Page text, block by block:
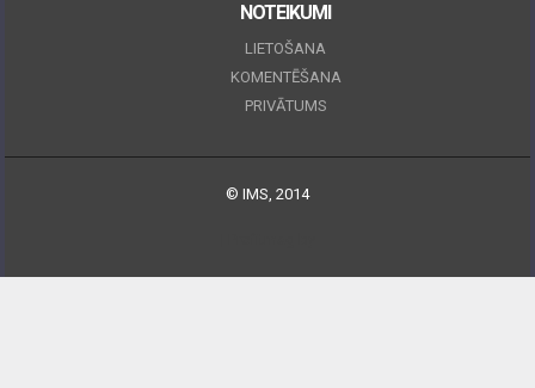
NOTEIKUMI
LIETOŠANA
KOMENTĒŠANA
PRIVĀTUMS
© IMS, 2014